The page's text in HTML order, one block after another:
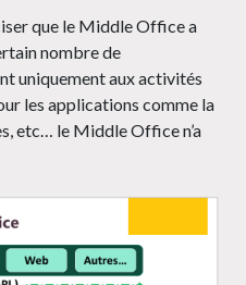
que le Middle Office a
nombre de
uniquement aux activités
les applications comme la
etc… le Middle Office n’a